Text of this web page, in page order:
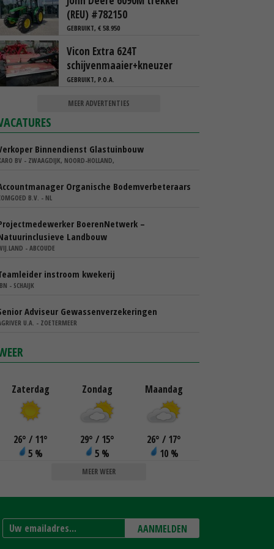
(REU) #782150
GEBRUIKT, € 58.950
Vicon Extra 624T
schijvenmaaier+kneuzer
GEBRUIKT, P.O.A.
MEER ADVERTENTIES
Binnendienst Glastuinbouw
BV - ZWAAGDIJK, NOORD-HOLLAND,
Organische Bodemverbeteraars
B.V. - NL
BoerenNetwerk –
Landbouw
- ABCOUDE
instroom kwekerij
- SCHAIJK
Adviseur Gewassenverzekeringen
U.A. - ZOETERMEER
Zaterdag
26° / 11°
5 %
Zondag
29° / 15°
5 %
Maandag
26° / 17°
10 %
MEER WEER
AANMELDEN